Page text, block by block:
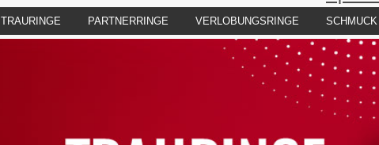
TRAURINGE PARTNERRINGE VERLOBUNGSRINGE SCHMUCK